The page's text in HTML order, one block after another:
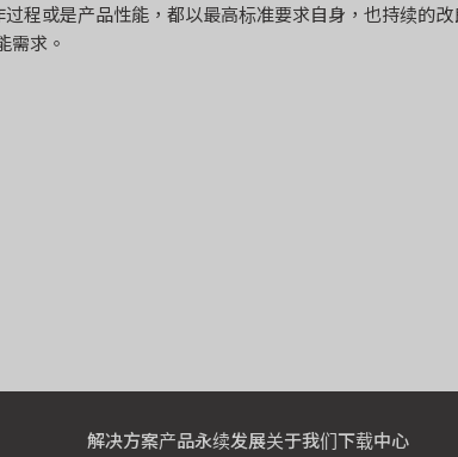
程或是产品性能，都以最高标准要求自身，也持续的
需求。
解决方案产品永续发展关于我们下载中心